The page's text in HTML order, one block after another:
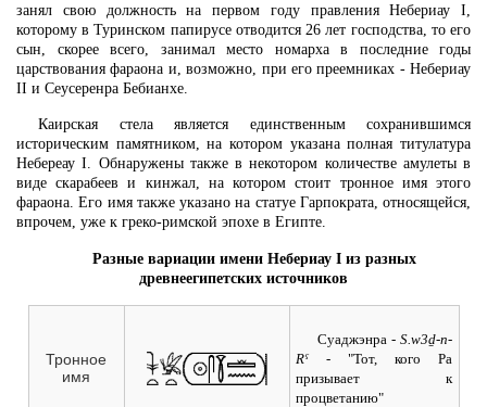
занял свою должность на первом году правления Небериау I,
которому в Туринском папирусе отводится 26 лет господства, то его
сын, скорее всего, занимал место номарха в последние годы
царствования фараона и, возможно, при его преемниках - Небериау
II и Сеусеренра Бебианхе.
Каирская стела является единственным сохранившимся
историческим памятником, на котором указана полная титулатура
Небереау I. Обнаружены также в некотором количестве амулеты в
виде скарабеев и кинжал, на котором стоит тронное имя этого
фараона. Его имя также указано на статуе Гарпократа, относящейся,
впрочем, уже к греко-римской эпохе в Египте.
Разные вариации имени Небериау I из разных
древнеегипетских источников
Тронное
имя
Суаджэнра - S.w3ḏ-n-
Rˁ - "Тот, кого Ра
призывает к
процветанию"